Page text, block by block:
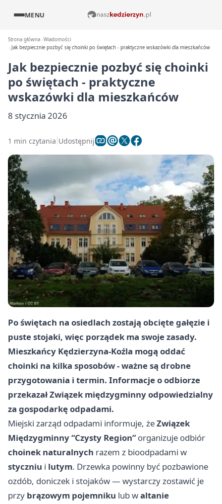
MENU
Strona główna Wiadomości
Jak bezpiecznie pozbyć się choinki po świętach - praktyczne wskazówki dla mieszkańców
Jak bezpiecznie pozbyć się choinki
po świętach - praktyczne
wskazówki dla mieszkańców
8 stycznia 2026
1 min czytania Udostępnij
Po świętach na osiedlach zostają obcięte gałęzie i
puste stojaki, więc porządek ma swoje zasady.
Mieszkańcy Kędzierzyna-Koźla mogą oddać
choinki na kilka sposobów - ważne są drobne
przygotowania i termin. Informacje o odbiorze
przekazał Związek międzygminny odpowiedzialny
za gospodarkę odpadami.
Miejski zarząd odpadami informuje, żeZwiązek
Międzygminny “Czysty Region”organizuje odbiór
choinek naturalnych razem z bioodpadami w
styczniu i lutym. Drzewka powinny być pozbawione
ozdób, doniczek i stojaków — wystarczy zostawić je
przy brązowym pojemniku lub waltanie